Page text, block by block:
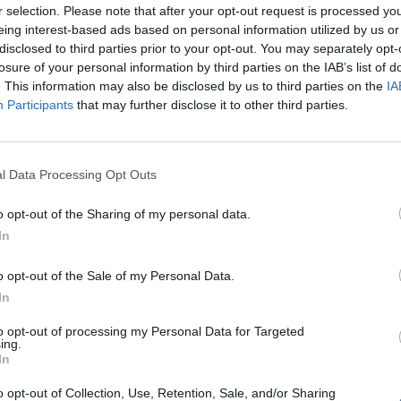
selection. Please note that after your opt-out request is processed
interest-based ads based on personal information utilized by us
to third parties prior to your opt-out. You may separately
of your personal information by third parties on the IAB’s list of
This information may also be disclosed by us to third parties on the
Participants that may further disclose it to other third parties.
Data Processing Opt Outs
opt-out of the Sharing of my personal data.
opt-out of the Sale of my Personal Data.
opt-out of processing my Personal Data for Targeted
opt-out of Collection, Use, Retention, Sale, and/or Sharing
e illustrato in dettaglio nella Prima
consiliare, che può così continuare
editoriale e i contenuti di cui al
REGIONALE VENETO
Rudy Giuliani a Come States?